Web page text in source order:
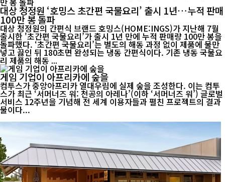
대상 청정원 ‘호밍스 초간편 국물요리’ 출시 1년…누적 판매
100만 봉 돌파
대상 청정원의 간편식 브랜드 호밍스(HOME:INGS)가 지난해 7월
출시한 '초간편 국물요리’가 출시 1년 만에 누적 판매량 100만 봉을
돌파했다. ‘초간편 국물요리’는 별도의 해동 과정 없이 제품에 물만
넣고 끓인 뒤 180초면 완성되는 냉동 간편식이다. 기존 냉동 국물요
리 제품의 해동 ...
게임 기업이 아프리카에 숲을
컴투스가 중앙아프리카 열대우림에 실제 숲을 조성한다. 이는 컴투
스가 최근 ‘서머너즈 워: 천공의 아레나’(이하 ‘서머너즈 워’) 글로벌
서비스 12주년을 기념해 전 세계 이용자들과 펼친 프로젝트의 결과
물이다...